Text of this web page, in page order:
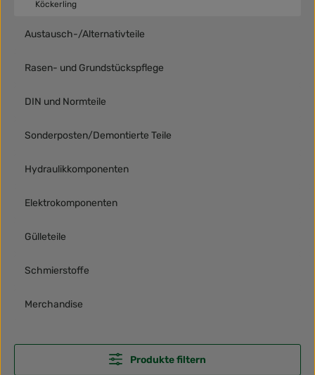
Köckerling
Austausch-/Alternativteile
Rasen- und Grundstückspflege
DIN und Normteile
Sonderposten/Demontierte Teile
Hydraulikkomponenten
Elektrokomponenten
Gülleteile
Schmierstoffe
Merchandise
Produkte filtern